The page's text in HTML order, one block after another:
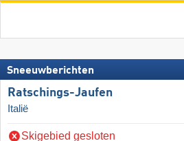
Sneeuwberichten
Ratschings-Jaufen
Italië
Skigebied gesloten